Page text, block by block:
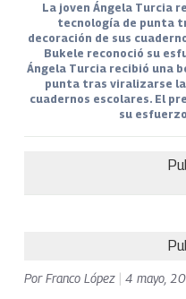
La joven Ángela Turcia
tecnología de punta
decoración de sus
Bukele reconoció su
Ángela Turcia recibió una
punta tras viralizarse la
cuadernos escolares. El
su
PorFranco López 4 mayo,